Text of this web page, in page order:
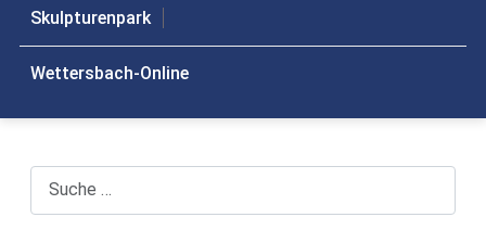
Skulpturenpark
Wettersbach-Online